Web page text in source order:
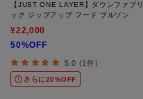
【JUST ONE LAYER】ダウンファブリ
ック ジップアップ フード ブルゾン
¥22,000
50%OFF
5.0 (1件)
さらに20%OFF